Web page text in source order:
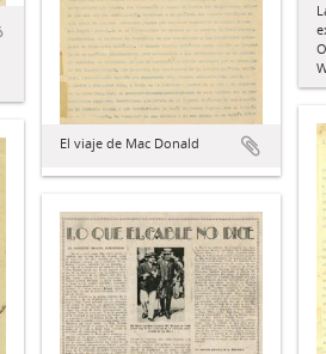
El viaje de Mac Donald